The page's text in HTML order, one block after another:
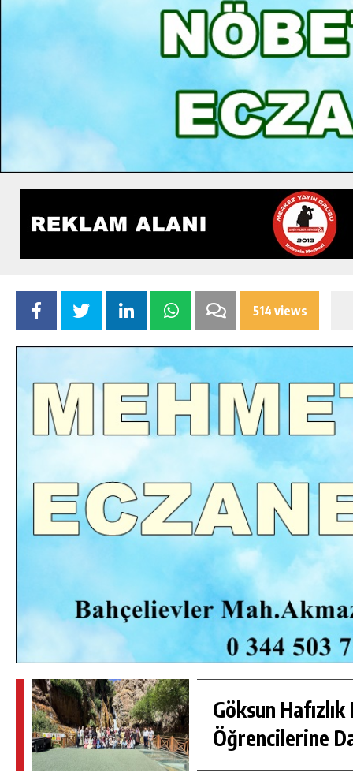
514 views
Göksun Hafızlık
Öğrencilerine
GÜNLÜK HABER AKIŞI
GÖKSUN HAFIZLIK KIZ KUR’AN KURSU
ÖĞRENCILERINE DARENDE GEZISI.